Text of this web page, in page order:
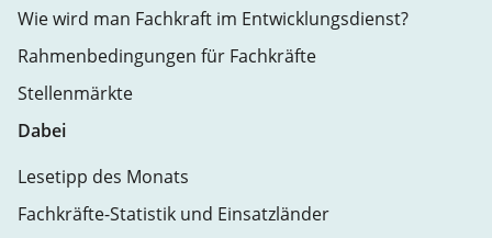
Wie wird man Fachkraft im Entwicklungsdienst?
Rahmenbedingungen für Fachkräfte
Stellenmärkte
Dabei
Lesetipp des Monats
Fachkräfte-Statistik und Einsatzländer